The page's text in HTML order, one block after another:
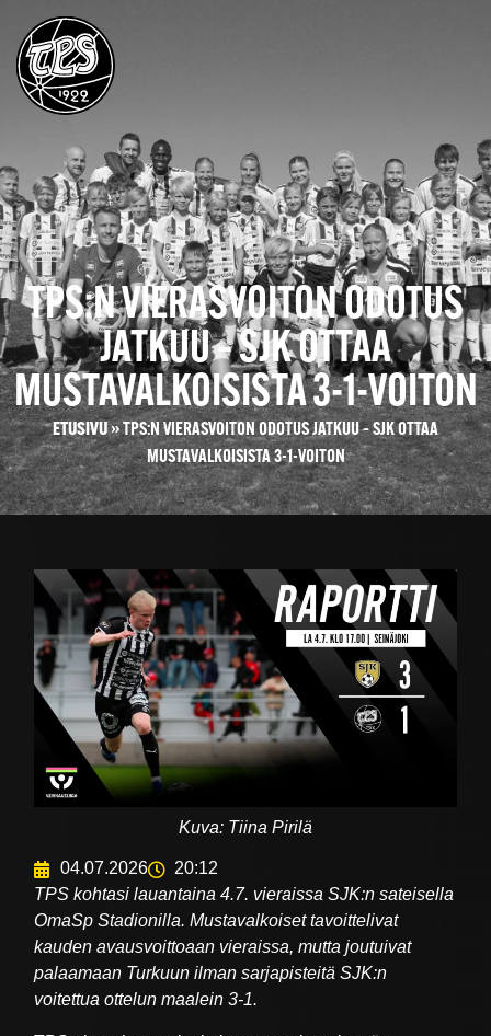
TPS:N VIERASVOITON ODOTUS
JATKUU – SJK OTTAA
MUSTAVALKOISISTA 3-1-VOITON
ETUSIVU»TPS:N VIERASVOITON ODOTUS JATKUU – SJK OTTAA
MUSTAVALKOISISTA 3-1-VOITON
Kuva: Tiina Pirilä
04.07.2026
20:12
TPS kohtasi lauantaina 4.7. vieraissa SJK:n sateisella
OmaSp Stadionilla. Mustavalkoiset tavoittelivat
kauden avausvoittoaan vieraissa, mutta joutuivat
palaamaan Turkuun ilman sarjapisteitä SJK:n
voitettua ottelun maalein 3-1.